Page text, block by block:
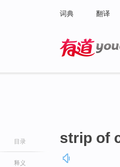
词典 翻译
目录
释义
strip of